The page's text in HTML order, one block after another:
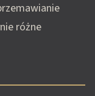
różne